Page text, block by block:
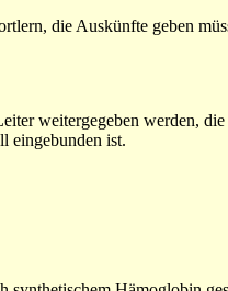
die Auskünfte geben
weitergegeben werden,
eingebunden ist.